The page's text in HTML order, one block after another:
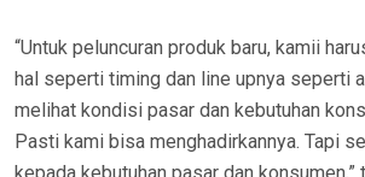
“Untuk peluncuran produk baru, kamii
hal seperti timing dan line upnya seperti
melihat kondisi pasar dan kebutuhan
Pasti kami bisa menghadirkannya. Tapi